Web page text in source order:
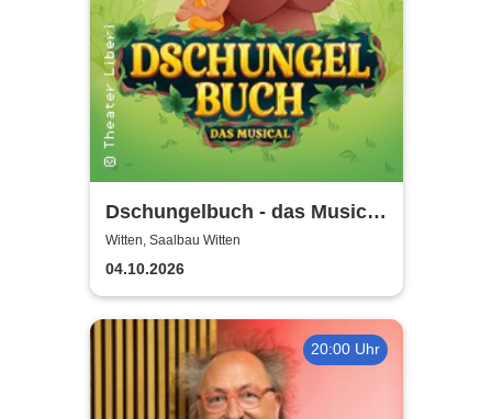
Dschungelbuch - das Musical
| Theater Liberi
Witten, Saalbau Witten
04.10.2026
20:00 Uhr